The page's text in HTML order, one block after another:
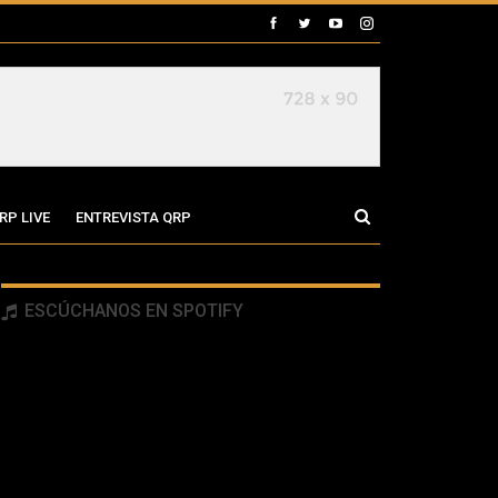
LIVE ENTREVISTA QRP
ESCÚCHANOS EN SPOTIFY